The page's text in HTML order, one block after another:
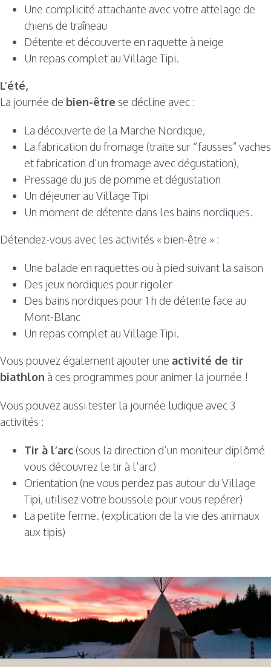
Une complicité attachante avec votre attelage de
chiens de traîneau
Détente et découverte en raquette à neige
Un repas complet au Village Tipi.
L’été,
La journée de bien-être se décline avec :
La découverte de la Marche Nordique,
La fabrication du fromage (traite sur “fausses” vaches
et fabrication d’un fromage avec dégustation),
Pressage du jus de pomme et dégustation
Un déjeuner au Village Tipi
Un moment de détente dans les bains nordiques.
Détendez-vous avec les activités « bien-être » :
Une balade en raquettes ou à pied suivant la saison
Des jeux nordiques pour rigoler
Des bains nordiques pour 1 h de détente face au
Mont-Blanc
Un repas complet au Village Tipi.
Vous pouvez également ajouter une activité de tir
biathlon à ces programmes pour animer la journée !
Vous pouvez aussi tester la journée ludique avec 3
activités :
Tir à l’arc(sous la direction d’un moniteur diplômé
vous découvrez le tir à l’arc)
Orientation (ne vous perdez pas autour du Village
Tipi, utilisez votre boussole pour vous repérer)
La petite ferme. (explication de la vie des animaux
aux tipis)